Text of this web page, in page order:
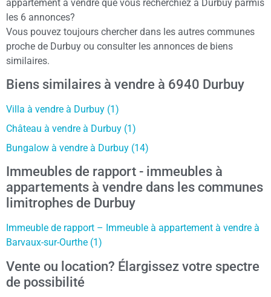
appartement à vendre que vous recherchiez à Durbuy parmis
les 6 annonces?
Vous pouvez toujours chercher dans les autres communes
proche de Durbuy ou consulter les annonces de biens
similaires.
Biens similaires à vendre à 6940 Durbuy
Villa à vendre à Durbuy (1)
Château à vendre à Durbuy (1)
Bungalow à vendre à Durbuy (14)
Immeubles de rapport - immeubles à
appartements à vendre dans les communes
limitrophes de Durbuy
Immeuble de rapport – Immeuble à appartement à vendre à
Barvaux-sur-Ourthe (1)
Vente ou location? Élargissez votre spectre
de possibilité